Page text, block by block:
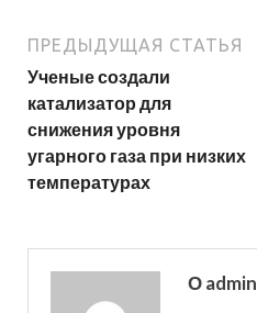
ПРЕДЫДУЩАЯ СТАТЬЯ
Ученые создали
катализатор для
снижения уровня
угарного газа при низких
температурах
О admin